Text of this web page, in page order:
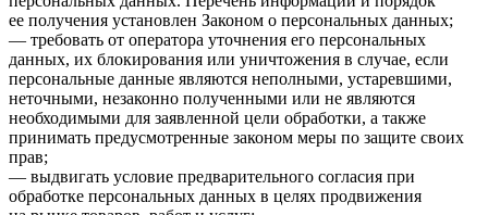
ее получения установлен Законом о персональных данных;
— требовать от оператора уточнения его персональных
данных, их блокирования или уничтожения в случае, если
персональные данные являются неполными, устаревшими,
неточными, незаконно полученными или не являются
необходимыми для заявленной цели обработки, а также
принимать предусмотренные законом меры по защите своих
прав;
— выдвигать условие предварительного согласия при
обработке персональных данных в целях продвижения